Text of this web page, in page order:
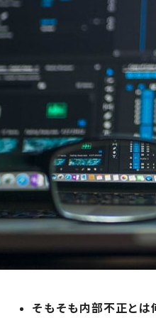
そもそも内部不正とは